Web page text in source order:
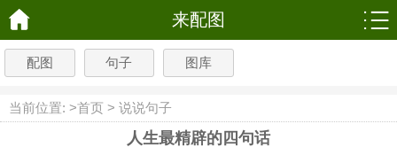
来配图
配图 句子 图库
当前位置: >首页 > 说说句子
人生最精辟的四句话